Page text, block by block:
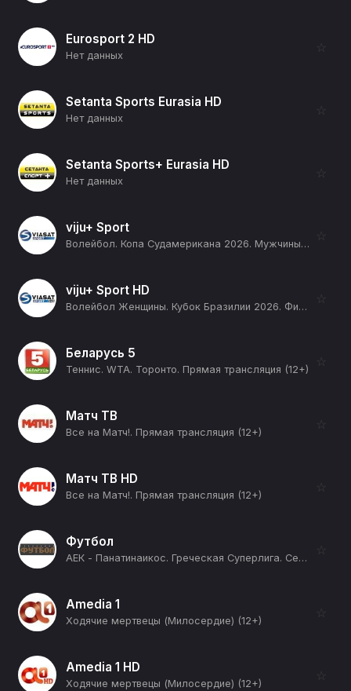
Eurosport 2 HD
Нет данных
☆
Setanta Sports Eurasia HD
Нет данных
☆
Setanta Sports+ Eurasia HD
Нет данных
☆
viju+ Sport
Волейбол. Копа Судамерикана 2026. Мужчины. День 3. Прямая трансляция. Венесуэла - Парагвай (12+)
☆
viju+ Sport HD
Волейбол Женщины. Кубок Бразилии 2026. Финал Четырех (Лондрина, штат Парана). Полуфинал 1. СЕСК Фламенго - Озаску Сан-Кристован (12+)
☆
Беларусь 5
Теннис. WTA. Торонто. Прямая трансляция (12+)
☆
Матч ТВ
Все на Матч!. Прямая трансляция (12+)
☆
Матч ТВ HD
Все на Матч!. Прямая трансляция (12+)
☆
Футбол
АЕК - Панатинаикос. Греческая Суперлига. Сезон 25/26 (12+)
☆
Amedia 1
Ходячие мертвецы (Милосердие) (12+)
☆
Amedia 1 HD
Ходячие мертвецы (Милосердие) (12+)
☆